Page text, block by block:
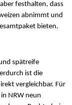
festhalten, dass
abnimmt und
bieten.
spätreife
ist die
vergleichbar. Für
NRW neun